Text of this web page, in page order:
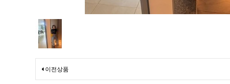
이전상품